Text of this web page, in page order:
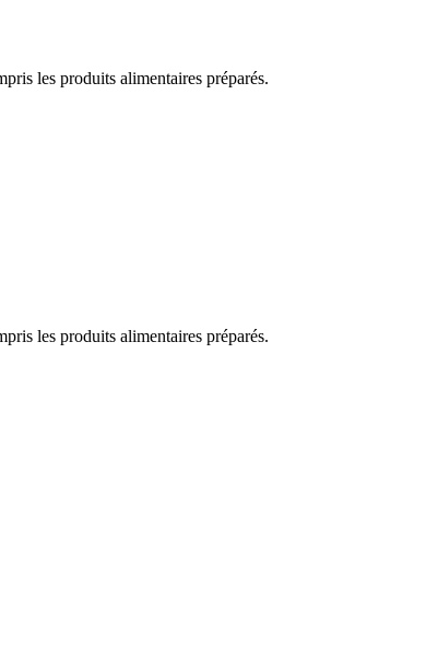
les produits alimentaires préparés.
les produits alimentaires préparés.